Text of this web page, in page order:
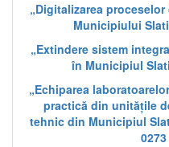
„Digitalizarea
Municipiului
„Extindere sistem
în Municipiul
„Echiparea
practică din unitățile
tehnic din Municipiul